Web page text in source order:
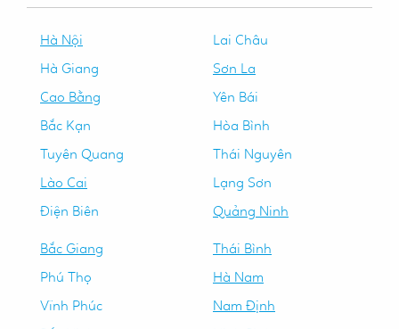
Hà Nội
Hà Giang
Cao Bằng
Bắc Kạn
Tuyên Quang
Lào Cai
Điện Biên
Lai Châu
Sơn La
Yên Bái
Hòa Bình
Thái Nguyên
Lạng Sơn
Quảng Ninh
Bắc Giang
Phú Thọ
Vĩnh Phúc
Thái Bình
Hà Nam
Nam Định